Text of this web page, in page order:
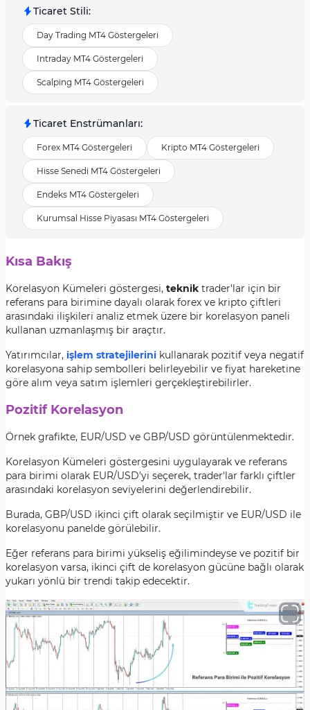
Ticaret Stili:
Day Trading MT4 Göstergeleri
Intraday MT4 Göstergeleri
Scalping MT4 Göstergeleri
Ticaret Enstrümanları:
Forex MT4 Göstergeleri Kripto MT4 Göstergeleri
Hisse Senedi MT4 Göstergeleri
Endeks MT4 Göstergeleri
Kurumsal Hisse Piyasası MT4 Göstergeleri
Kısa Bakış
Korelasyon Kümeleri göstergesi, teknik trader'lar için bir
referans para birimine dayalı olarak forex ve kripto çiftleri
arasındaki ilişkileri analiz etmek üzere bir korelasyon paneli
kullanan uzmanlaşmış bir araçtır.
Yatırımcılar, işlem stratejilerini kullanarak pozitif veya negatif
korelasyona sahip sembolleri belirleyebilir ve fiyat hareketine
göre alım veya satım işlemleri gerçekleştirebilirler.
Pozitif Korelasyon
Örnek grafikte, EUR/USD ve GBP/USD görüntülenmektedir.
Korelasyon Kümeleri göstergesini uygulayarak ve referans
para birimi olarak EUR/USD'yi seçerek, trader'lar farklı çiftler
arasındaki korelasyon seviyelerini değerlendirebilir.
Burada, GBP/USD ikinci çift olarak seçilmiştir ve EUR/USD ile
korelasyonu panelde görülebilir.
Eğer referans para birimi yükseliş eğilimindeyse ve pozitif bir
korelasyon varsa, ikinci çift de korelasyon gücüne bağlı olarak
yukarı yönlü bir trendi takip edecektir.